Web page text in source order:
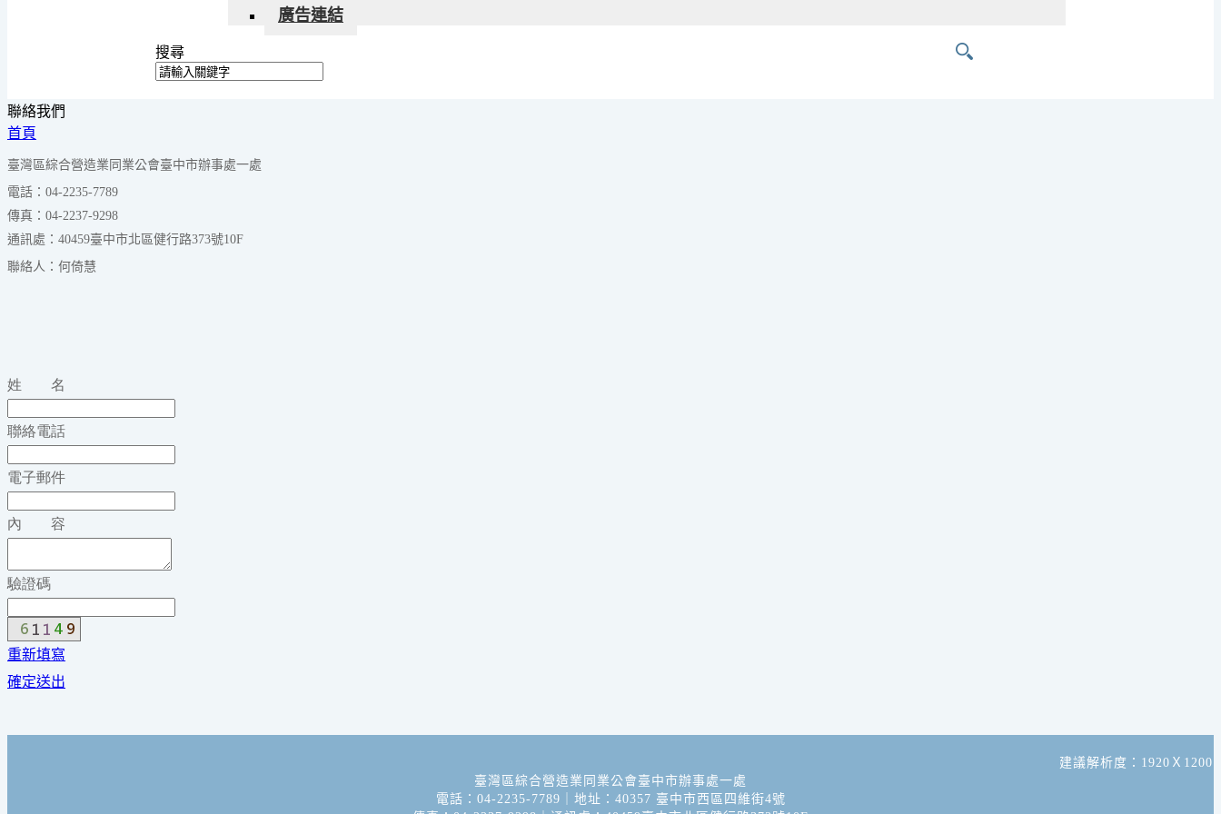
廣告連結
搜尋
聯絡我們
首頁
臺灣區綜合營造業同業公會臺中市辦事處一處
電話：04-2235-7789
傳真：04-2237-9298
通訊處：40459臺中市北區健行路373號10F
聯絡人：何倚慧
姓 名
聯絡電話
電子郵件
內 容
驗證碼
重新填寫
確定送出
建議解析度：1920Ｘ1200
臺灣區綜合營造業同業公會臺中市辦事處一處
電話：04-2235-7789｜地址：40357 臺中市西區四維街4號